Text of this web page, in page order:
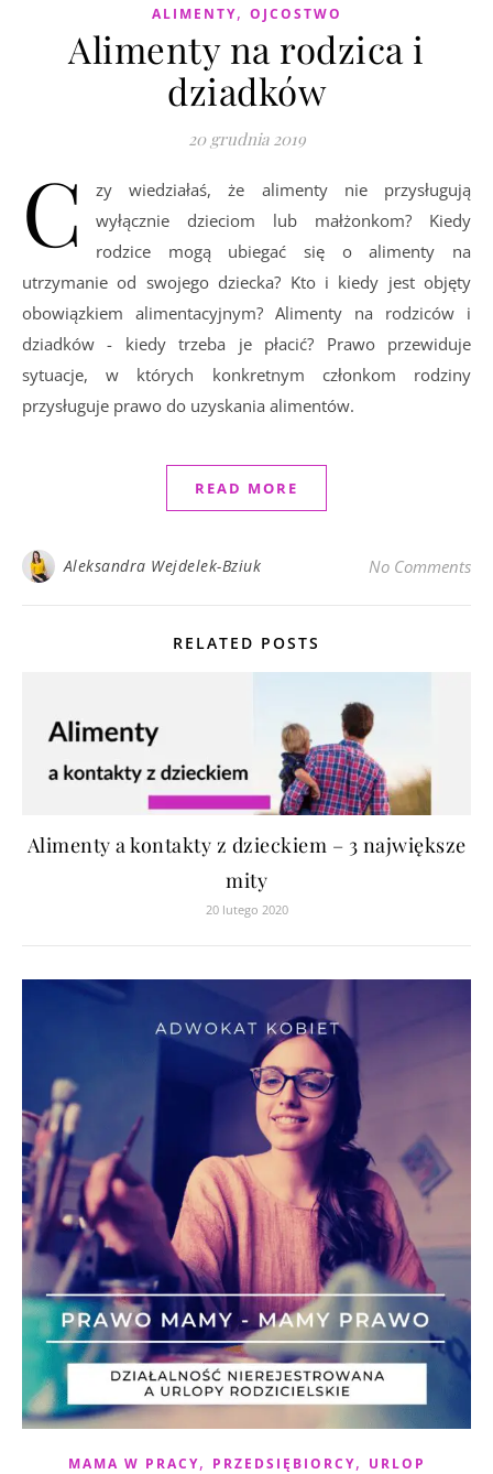
ALIMENTY, OJCOSTWO
Alimenty na rodzica i
dziadków
20 grudnia 2019
C
zy wiedziałaś, że alimenty nie przysługują
wyłącznie dzieciom lub małżonkom? Kiedy
rodzice mogą ubiegać się o alimenty na
utrzymanie od swojego dziecka? Kto i kiedy jest objęty
obowiązkiem alimentacyjnym? Alimenty na rodziców i
dziadków - kiedy trzeba je płacić? Prawo przewiduje
sytuacje, w których konkretnym członkom rodziny
przysługuje prawo do uzyskania alimentów.
READ MORE
Aleksandra Wejdelek-Bziuk No Comments
RELATED POSTS
Alimenty a kontakty z dzieckiem – 3 największe
mity
20 lutego 2020
MAMA W PRACY, PRZEDSIĘBIORCY, URLOP